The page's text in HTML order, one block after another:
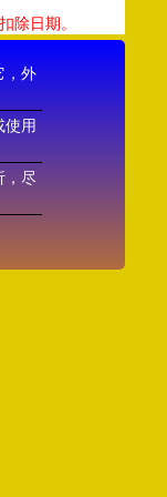
除日期。
，外
使用
，尽